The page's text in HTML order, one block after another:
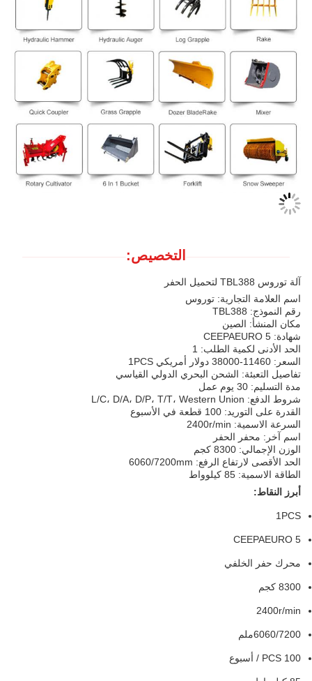
التخصيص:
آلة توروس TBL388 لتحميل الحفر
اسم العلامة التجارية: توروس
رقم النموذج: TBL388
مكان المنشأ: الصين
شهادة: CEEPAEURO 5
الحد الأدنى لكمية الطلب: 1
السعر: 11460-38000 دولار أمريكي 1PCS
تفاصيل التعبئة: الشحن البحري الدولي القياسي
مدة التسليم: 30 يوم عمل
شروط الدفع: L/C، D/A، D/P، T/T، Western Union
القدرة على التوريد: 100 قطعة في الأسبوع
السرعة الاسمية: 2400r/min
اسم آخر: محفر الحفر
الوزن الإجمالي: 8300 كجم
الحد الأقصى لارتفاع الرفع: 6060/7200mm
الطاقة الاسمية: 85 كيلوواط
أبرز النقاط:
1PCS
CEEPAEURO 5
محرك حفر الخلفي
8300 كجم
2400r/min
6060/7200ملم
100 PCS / أسبوع